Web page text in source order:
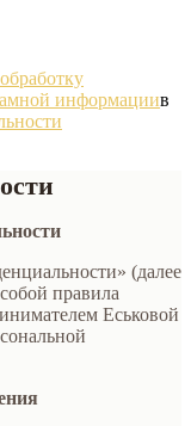
информациив
(далее
правила
Еськовой